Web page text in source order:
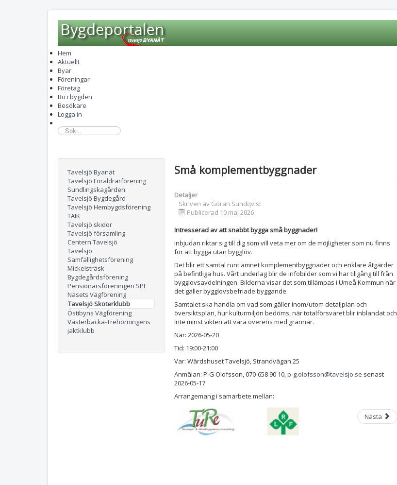
Hem
Aktuellt
Byar
Föreningar
Företag
Bo i bygden
Besökare
Logga in
sök...
Tavelsjö Byanät
Tavelsjö Föräldrarförening
Sundlingskagården
Tavelsjö Bygdegård
Tavelsjö Hembygdsförening
TAIK
Tavelsjö skidor
Tavelsjö församling
Centern Tavelsjö
Tavelsjö
Samfällighetsförening
Mickelsträsk
Bygdegårdsförening
Pensionärsföreningen SPF
Näsets Vägförening
Tavelsjö Skoterklubb
Östibyns Vägförening
Västerbacka-Trehörningens
jaktklubb
Små komplementbyggnader
Detaljer
Skriven av Göran Sundqvist
Publicerad 10 maj 2026
Intresserad av att snabbt bygga små byggnader!
Inbjudan riktar sig till dig som vill veta mer om de möjligheter som nu finns
för att bygga utan bygglov.
Det blir ett samtal runt ämnet komplementbyggnader och enklare åtgärder
på befintliga hus. Vårt underlag blir de infobilder som vi har tillgång till från
bygglovsavdelningen. Bilderna visar det som tillämpas i Umeå Kommun när
det gäller bygglovsbefriade byggande.
Samtalet ska handla om vad som gäller inom/utom detaljplan och
översiktsplan, hur kulturmiljön bedöms, när totalförsvaret blir inblandat och
inte minst vikten att vara överens med grannar.
När: 2026-05-20
Tid: 19:00-21:00
Var: Wärdshuset Tavelsjö, Strandvägan 25
Anmälan: P-G Olofsson, 070-658 90 10, p-g.olofsson@tavelsjo.se senast
2026-05-17
Arrangemang i samarbete mellan:
Nästa